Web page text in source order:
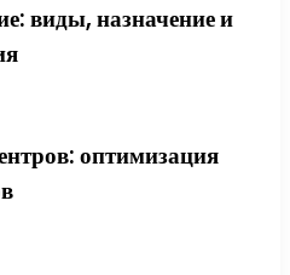
виды, назначение и
оптимизация